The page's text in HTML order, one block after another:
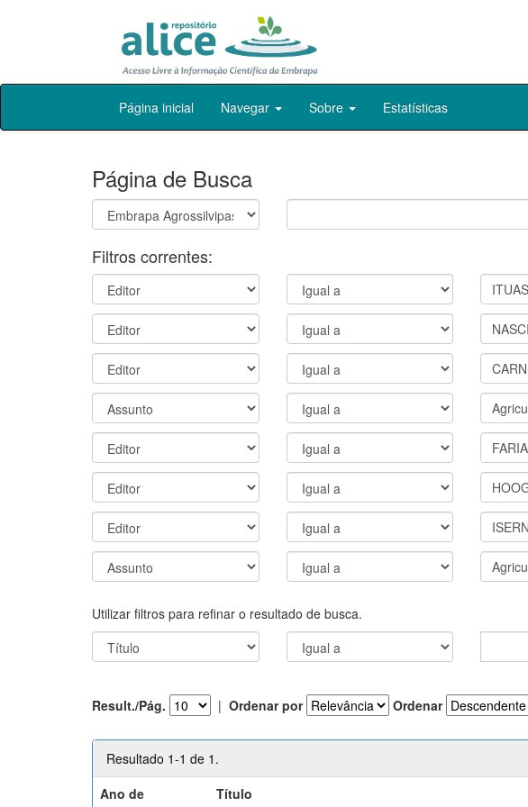
Skip
Página inicial Navegar Sobre Estatísticas
Página de Busca
Filtros correntes:
Utilizar filtros para refinar o resultado de busca.
Result./Pág. | Ordenar por Ordenar
Resultado 1-1 de 1.
Ano de
Título